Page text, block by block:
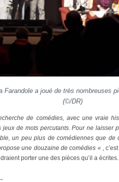
Farandole a joué de très nombreuses
(©/DR)
de comédies, avec une vraie
de mots percutants. Pour ne laisser
un peu plus de comédiennes que de
une douzaine de comédies «
,
porter une des pièces qu’il a écrites.